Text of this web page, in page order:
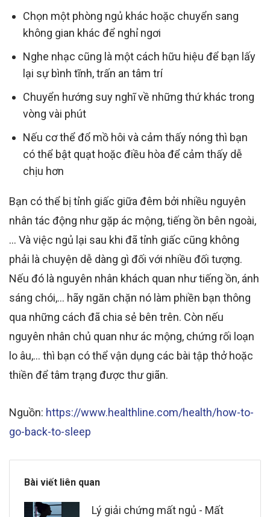
Chọn một phòng ngủ khác hoặc chuyển sang
không gian khác để nghỉ ngơi
Nghe nhạc cũng là một cách hữu hiệu để bạn lấy
lại sự bình tĩnh, trấn an tâm trí
Chuyển hướng suy nghĩ về những thứ khác trong
vòng vài phút
Nếu cơ thể đổ mồ hôi và cảm thấy nóng thì bạn
có thể bật quạt hoặc điều hòa để cảm thấy dễ
chịu hơn
Bạn có thể bị tỉnh giấc giữa đêm bởi nhiều nguyên
nhân tác động như gặp ác mộng, tiếng ồn bên ngoài,
… Và việc ngủ lại sau khi đã tỉnh giấc cũng không
phải là chuyện dễ dàng gì đối với nhiều đối tượng.
Nếu đó là nguyên nhân khách quan như tiếng ồn, ánh
sáng chói,… hãy ngăn chặn nó làm phiền bạn thông
qua những cách đã chia sẻ bên trên. Còn nếu
nguyên nhân chủ quan như ác mộng, chứng rối loạn
lo âu,… thì bạn có thể vận dụng các bài tập thở hoặc
thiền để tâm trạng được thư giãn.
Nguồn: https://www.healthline.com/health/how-to-
go-back-to-sleep
Bài viết liên quan
Lý giải chứng mất ngủ - Mất